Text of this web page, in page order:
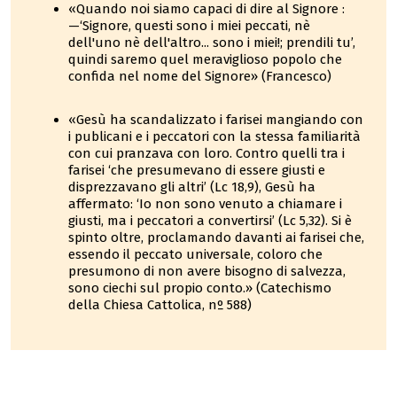
«Quando noi siamo capaci di dire al Signore :
—‘Signore, questi sono i miei peccati, nè
dell'uno nè dell'altro... sono i miei!; prendili tu’,
quindi saremo quel meraviglioso popolo che
confida nel nome del Signore» (Francesco)
«Gesù ha scandalizzato i farisei mangiando con
i publicani e i peccatori con la stessa familiarità
con cui pranzava con loro. Contro quelli tra i
farisei ‘che presumevano di essere giusti e
disprezzavano gli altri’ (Lc 18,9), Gesù ha
affermato: ‘Io non sono venuto a chiamare i
giusti, ma i peccatori a convertirsi’ (Lc 5,32). Si è
spinto oltre, proclamando davanti ai farisei che,
essendo il peccato universale, coloro che
presumono di non avere bisogno di salvezza,
sono ciechi sul propio conto.» (Catechismo
della Chiesa Cattolica, nº 588)